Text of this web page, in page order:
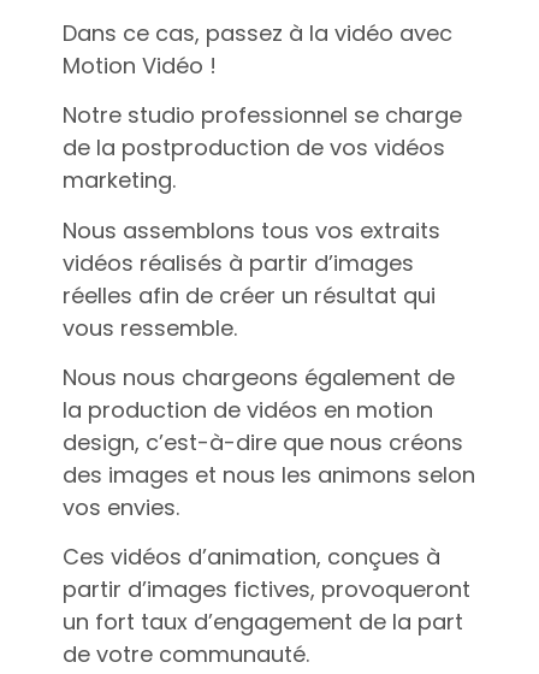
Dans ce cas, passez à la vidéo avec
Motion Vidéo !
Notre studio professionnel se charge
de la postproduction de vos vidéos
marketing.
Nous assemblons tous vos extraits
vidéos réalisés à partir d’images
réelles afin de créer un résultat qui
vous ressemble.
Nous nous chargeons également de
la production de vidéos en motion
design, c’est-à-dire que nous créons
des images et nous les animons selon
vos envies.
Ces vidéos d’animation, conçues à
partir d’images fictives, provoqueront
un fort taux d’engagement de la part
de votre communauté.